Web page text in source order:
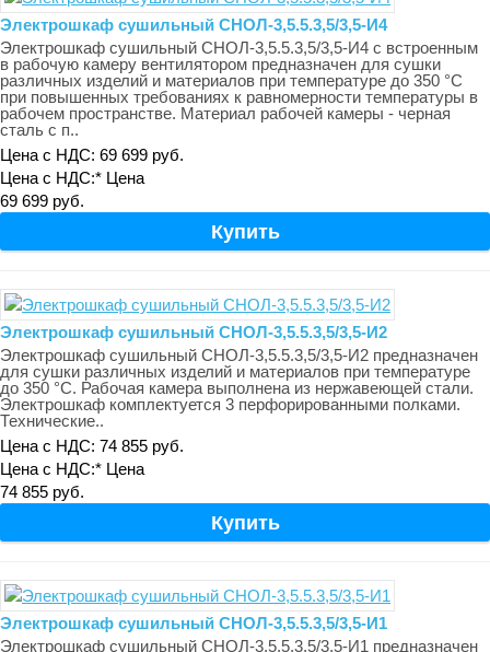
Электрошкаф сушильный СНОЛ-3,5.5.3,5/3,5-И4
Электрошкаф сушильный СНОЛ-3,5.5.3,5/3,5-И4 с встроенным
в рабочую камеру вентилятором предназначен для сушки
различных изделий и материалов при температуре до 350 °С
при повышенных требованиях к равномерности температуры в
рабочем пространстве. Материал рабочей камеры - черная
сталь с п..
Цена с НДС: 69 699 руб.
Цена с НДС:* Цена
69 699 руб.
Электрошкаф сушильный СНОЛ-3,5.5.3,5/3,5-И2
Электрошкаф сушильный СНОЛ-3,5.5.3,5/3,5-И2 предназначен
для сушки различных изделий и материалов при температуре
до 350 °С. Рабочая камера выполнена из нержавеющей стали.
Электрошкаф комплектуется 3 перфорированными полками.
Технические..
Цена с НДС: 74 855 руб.
Цена с НДС:* Цена
74 855 руб.
Электрошкаф сушильный СНОЛ-3,5.5.3,5/3,5-И1
Электрошкаф сушильный СНОЛ-3,5.5.3,5/3,5-И1 предназначен